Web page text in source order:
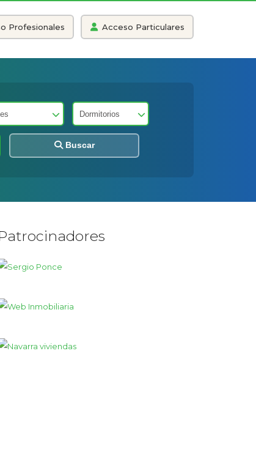
Profesionales Acceso Particulares
Buscar